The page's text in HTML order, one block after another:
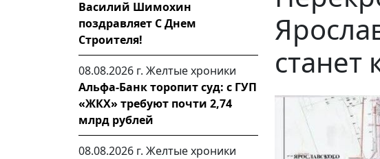
Василий Шимохин
поздравляет С Днем
Строителя!
08.08.2026 г. Желтые хроники
Альфа-Банк торопит суд: с ГУП
«ЖКХ» требуют почти 2,74
млрд рублей
08.08.2026 г. Желтые хроники
станет